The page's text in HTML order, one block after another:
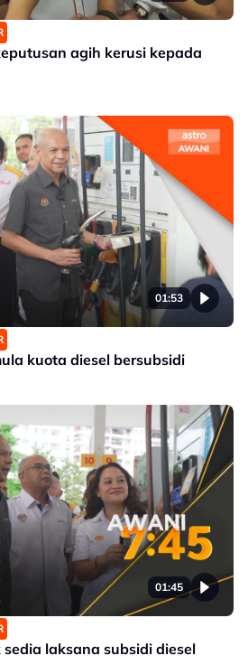
agih kerusi kepada
01:53
kuota diesel bersubsidi
01:45
laksana subsidi diesel